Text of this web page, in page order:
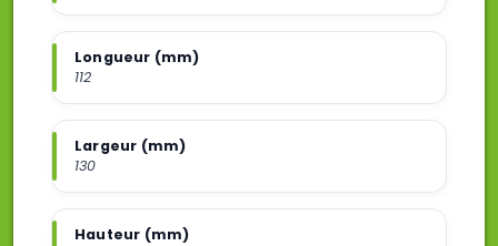
Longueur (mm)
112
Largeur (mm)
130
Hauteur (mm)